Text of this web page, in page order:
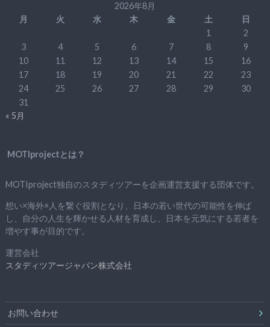
2026年8月
月
火 水 木 金 土
日
1
2
3
4 5 6 7 8
9
10
11 12 13 14 15
16
17
18 19 20 21 22
23
24
25 26 27 28 29
30
31
« 5月
MOTIprojectとは？
MOTIproject独自のスタディツアーを企画運営支援する団体です。
想い×海外×人を繋ぐ役割となり、日本の若い世代の可能性を伸ば
し、自分の人生を輝かせる人材を育成し、日本を元気にする若者を
増やす事が目的です。
運営会社
スタディツアージャパン株式会社
お問い合わせ